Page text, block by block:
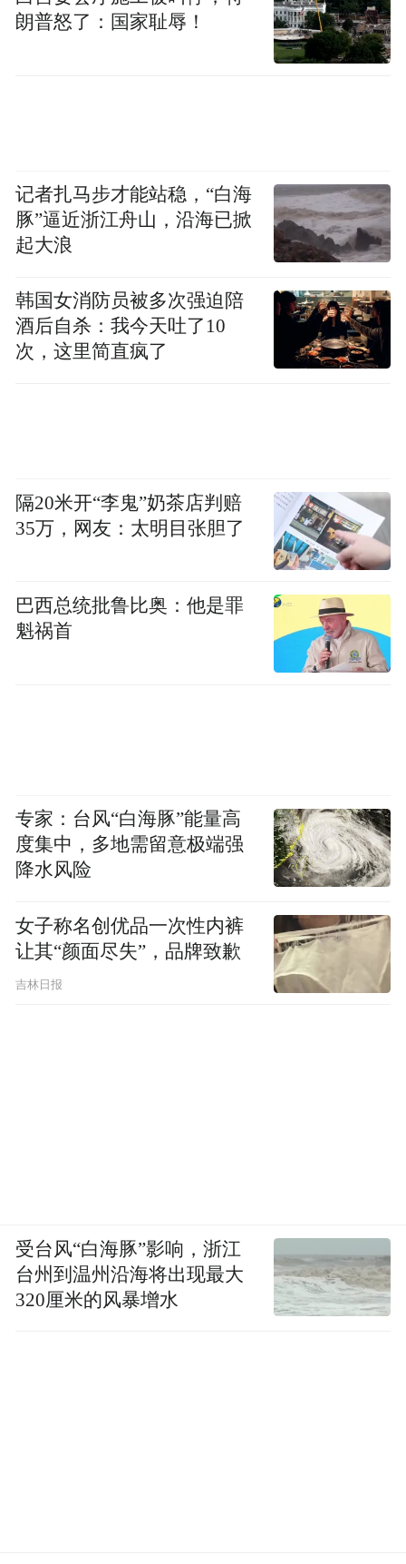
朗普怒了：国家耻辱！
记者扎马步才能站稳，“白海
豚”逼近浙江舟山，沿海已掀
起大浪
韩国女消防员被多次强迫陪
酒后自杀：我今天吐了10
次，这里简直疯了
隔20米开“李鬼”奶茶店判赔
35万，网友：太明目张胆了
巴西总统批鲁比奥：他是罪
魁祸首
专家：台风“白海豚”能量高
度集中，多地需留意极端强
降水风险
女子称名创优品一次性内裤
让其“颜面尽失”，品牌致歉
吉林日报
受台风“白海豚”影响，浙江
台州到温州沿海将出现最大
320厘米的风暴增水